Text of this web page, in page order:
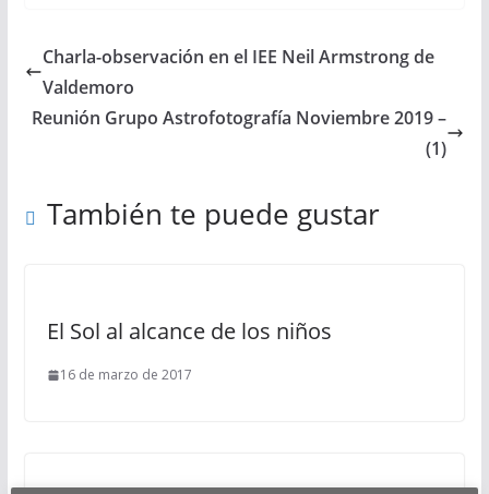
Charla-observación en el IEE Neil Armstrong de
Valdemoro
Reunión Grupo Astrofotografía Noviembre 2019 –
(1)
También te puede gustar
El Sol al alcance de los niños
16 de marzo de 2017